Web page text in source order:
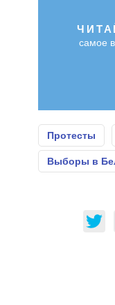
самое
Протесты
Выборы в